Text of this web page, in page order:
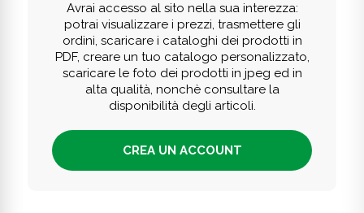
Avrai accesso al sito nella sua interezza:
potrai visualizzare i prezzi, trasmettere gli
ordini, scaricare i cataloghi dei prodotti in
PDF, creare un tuo catalogo personalizzato,
scaricare le foto dei prodotti in jpeg ed in
alta qualità, nonchè consultare la
disponibilità degli articoli.
CREA UN ACCOUNT